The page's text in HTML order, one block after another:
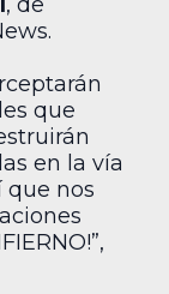
que
en la vía
que nos